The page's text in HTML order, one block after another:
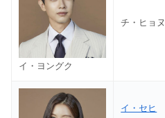
イ・ヨングク
チ・ヒョヌ
イ・セヒ